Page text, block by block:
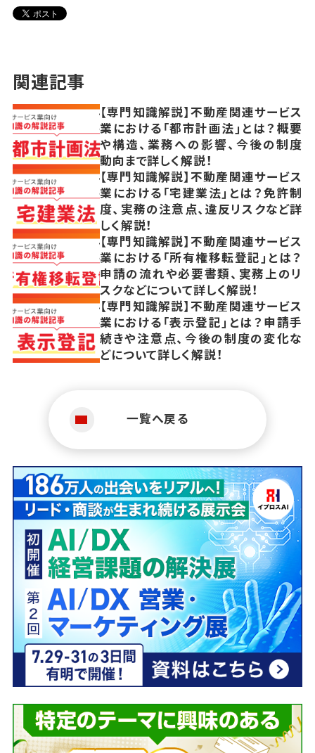
関連記事
【専門知識解説】不動産関連サービス
業における「都市計画法」とは？概要
や構造、業務への影響、今後の制度
動向まで詳しく解説！
【専門知識解説】不動産関連サービス
業における「宅建業法」とは？免許制
度、実務の注意点、違反リスクなど詳
しく解説！
【専門知識解説】不動産関連サービス
業における「所有権移転登記」とは？
申請の流れや必要書類、実務上のリ
スクなどについて詳しく解説！
【専門知識解説】不動産関連サービス
業における「表示登記」とは？申請手
続きや注意点、今後の制度の変化な
どについて詳しく解説！
一覧へ戻る